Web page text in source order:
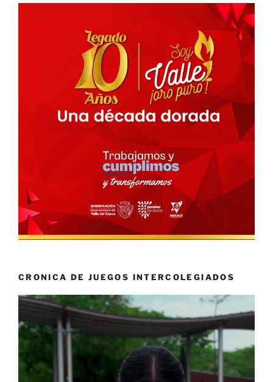
CRONICA DE JUEGOS INTERCOLEGIADOS
Reproductor
vídeo